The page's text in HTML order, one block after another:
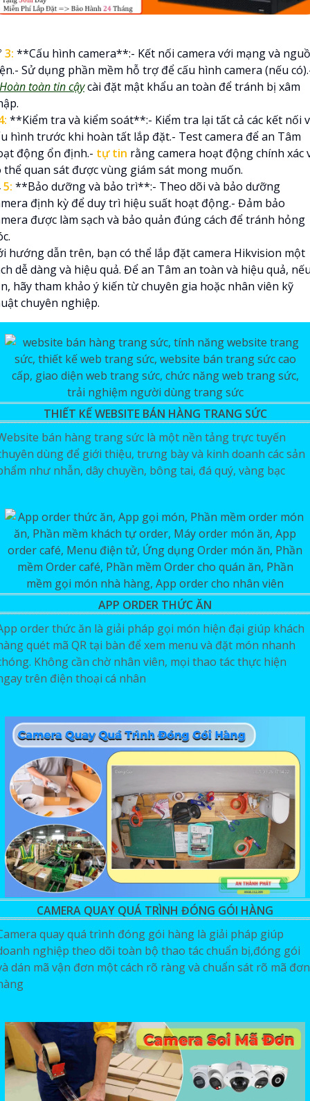
3: **Cấu hình camera**:- Kết nối camera với mạng và
Sử dụng phần mềm hỗ trợ để cấu hình camera (nếu
Hoàn toàn tin cậycài đặt mật khẩu an toàn để tránh bị xâm
**Kiểm tra và kiểm soát**:- Kiểm tra lại tất cả các kết nối
hình trước khi hoàn tất lắp đặt.- Test camera để an Tâm
động ổn định.- tự tin rằng camera hoạt động chính xác
thể quan sát được vùng giám sát mong muốn.
5: **Bảo dưỡng và bảo trì**:- Theo dõi và bảo dưỡng
định kỳ để duy trì hiệu suất hoạt động.- Đảm bảo
được làm sạch và bảo quản đúng cách để tránh hỏng
hướng dẫn trên, bạn có thể lắp đặt camera Hikvision một
dễ dàng và hiệu quả. Để an Tâm an toàn và hiệu quả,
hãy tham khảo ý kiến từ chuyên gia hoặc nhân viên kỹ
chuyên nghiệp.
THIẾT KẾ WEBSITE BÁN HÀNG TRANG SỨC
bán hàng trang sức là một nền tảng trực tuyến
dùng để giới thiệu, trưng bày và kinh doanh các sản
như nhẫn, dây chuyền, bông tai, đá quý, vàng bạc
APP ORDER THỨC ĂN
order thức ăn là giải pháp gọi món hiện đại giúp khách
quét mã QR tại bàn để xem menu và đặt món nhanh
Không cần chờ nhân viên, mọi thao tác thực hiện
trên điện thoại cá nhân
CAMERA QUAY QUÁ TRÌNH ĐÓNG GÓI HÀNG
quay quá trình đóng gói hàng là giải pháp giúp
nghiệp theo dõi toàn bộ thao tác chuẩn bị,đóng gói
dán mã vận đơn một cách rõ ràng và chuẩn sát rõ mã đơn